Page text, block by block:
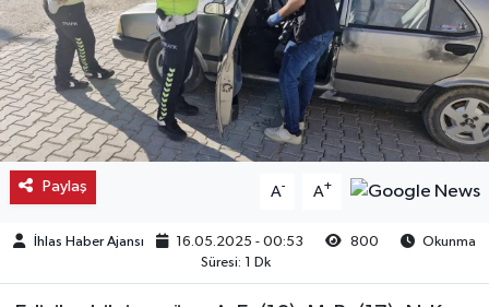
Paylaş A- A+
İhlas Haber Ajansı 16.05.2025 - 00:53 800
Okunma
Süresi: 1 Dk
Mecitözü
Oğuzlar
Ortaköy
Osmancık
Uğurludağ